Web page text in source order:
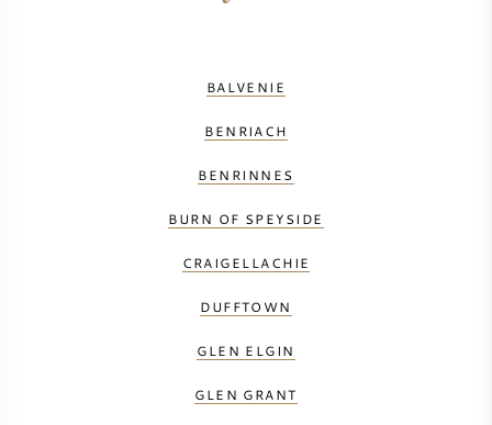
BALVENIE
BENRIACH
BENRINNES
BURN OF SPEYSIDE
CRAIGELLACHIE
DUFFTOWN
GLEN ELGIN
GLEN GRANT